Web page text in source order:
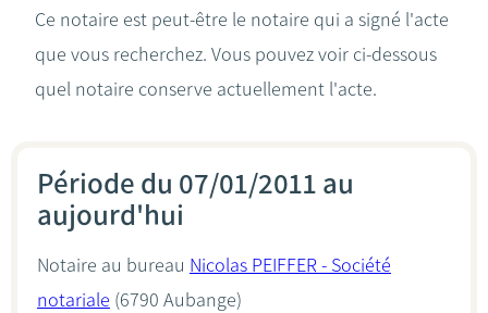
Le notaire
Ce notaire est peut-être le notaire qui a signé l'acte
que vous recherchez. Vous pouvez voir ci-dessous
quel notaire conserve actuellement l'acte.
Période du 07/01/2011 au
aujourd'hui
Notaire au bureau Nicolas PEIFFER - Société
notariale (6790 Aubange)